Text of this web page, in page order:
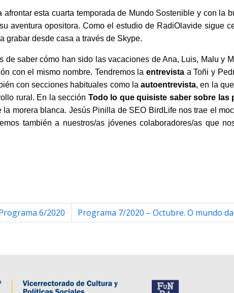
esta cuarta temporada de Mundo Sostenible y con la
aventura opositora. Como el estudio de RadiOlavide sigue
grabar desde casa a través de Skype.
de saber cómo han sido las vacaciones de Ana, Luis, Malu y
con el mismo nombre. Tendremos la entrevistaa Toñi y
con secciones habituales como laautoentrevista, en la
rural. En la sección Todo lo que quisiste saber sobre las
morera blanca. Jesús Pinilla de SEO BirdLife nos trae el
también a nuestros/as jóvenes colaboradores/as que
6/2020 Programa 7/2020 – Octubre. O mundo